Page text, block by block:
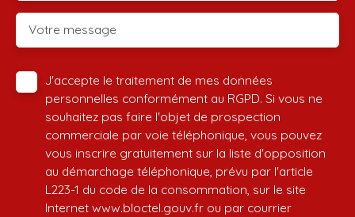
Votre message
J'accepte le traitement de mes données
personnelles conformément au RGPD. Si vous ne
souhaitez pas faire l'objet de prospection
commerciale par voie téléphonique, vous pouvez
vous inscrire gratuitement sur la liste d'opposition
au démarchage téléphonique, prévu par l'article
L223-1 du code de la consommation, sur le site
Internet www.bloctel.gouv.fr ou par courrier